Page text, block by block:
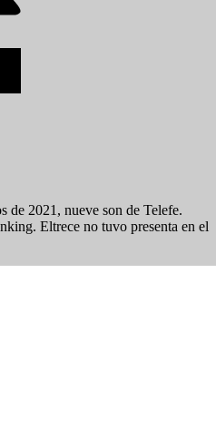
de 2021, nueve son de Telefe.
Eltrece no tuvo presenta en el